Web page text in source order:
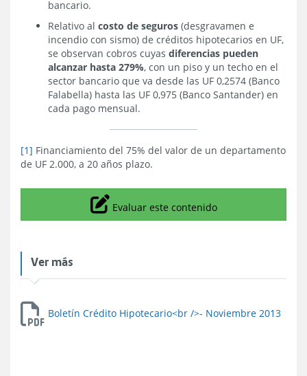
bancario.
Relativo al costo de seguros (desgravamen e
incendio con sismo) de créditos hipotecarios en UF,
se observan cobros cuyas diferencias pueden
alcanzar hasta 279%, con un piso y un techo en el
sector bancario que va desde las UF 0,2574 (Banco
Falabella) hasta las UF 0,975 (Banco Santander) en
cada pago mensual.
[1] Financiamiento del 75% del valor de un departamento
de UF 2.000, a 20 años plazo.
Icono
Evaluar este contenido
Ver más
Boletín Crédito Hipotecario<br />- Noviembre 2013